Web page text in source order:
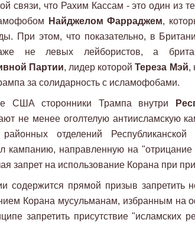
связи, что Рахим Кассам - это один из
Найджелом Фарраджем,
При этом, что показательно, в
не левых лейбористов, а
Партии, лидер которойТереза Мэй,
за солидарность с исламофобами.
США сторонники Трампа внутри
не менее оголтелую антиисламскую
отделений
кампанию, направленную на
запрет на использование Корана при
содержится прямой призыв запретить
Корана мусульманам, избранным
запретить присутствие "исламских